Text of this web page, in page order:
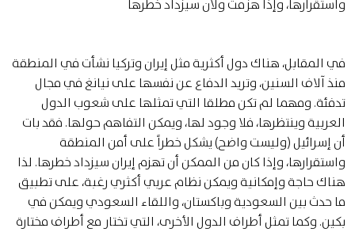
واستقرارها، وإذا هزمت ولان سيزداد خطرها
في المقابل، هناك دول أكثرية مثل إيران وتركيا نشأت في المنطقة
منذ آلاف السنين، وتريد الدفاع عن نفسها على نيانغ في مجال
تدفئة. ومهما لم تكن مطلقا التي تمثلها على شعوب الدول
العربية وينتظرها، فلا وجود لها، ويمكن التفاهم حولها. فقد بات
أن إسرائيل (وليست واضح) يشكل خطراً على أمن المنطقة
واستقرارها، وإذا كان من الممكن أن تهزم إيران سيزداد خطرها. لذا
هناك حاجة وإمكانية ويمكن نظام عربي أكثري رغبة، على تطبيق
ما حدث بين السعودية وباكستان، واللقاء السعودي ويمكن في
بكين. وكما تمثل أطراف الدول الأخرى، التي تختار مع أطراف مختارة